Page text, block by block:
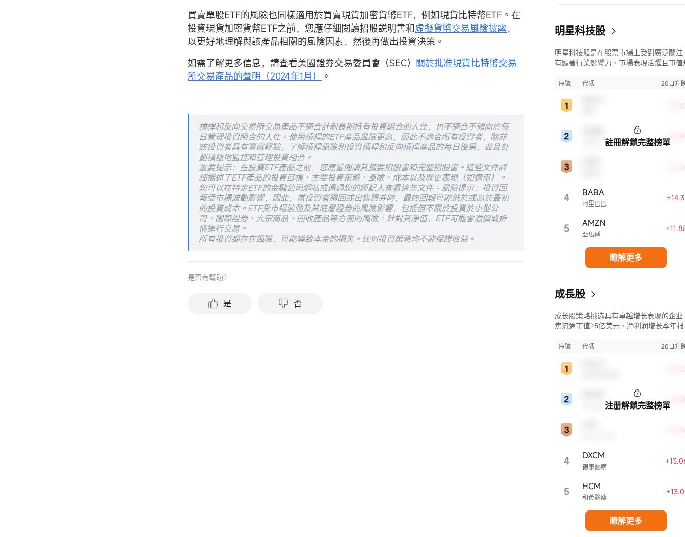
買賣單股ETF的風險也同樣適用於買賣現貨加密貨幣ETF，例如現貨比特幣ETF。在
投資現貨加密貨幣ETF之前，您應仔細閲讀招股説明書和虛擬貨幣交易風險披露，
以更好地理解與該產品相關的風險因素，然後再做出投資決策。
如需了解更多信息，請查看美國證券交易委員會（SEC） 關於批准現貨比特幣交易
所交易產品的聲明（2024年1月）
。
槓桿和反向交易所交易產品不適合計劃長期持有投資組合的人仕，也不適合不傾向於每
日管理投資組合的人仕。使用槓桿的ETF產品風險更高，因此不適合所有投資者，除非
該投資者具有豐富經驗，了解槓桿風險和投資槓桿和反向槓桿產品的每日後果，並且計
劃積極地監控和管理投資組合。
重要提示：在投資ETF產品之前，您應當閲讀其摘要招股書和完整招股書。這些文件詳
細描述了ETF產品的投資目標、主要投資策略、風險、成本以及歷史表現（如適用）。
您可以在特定ETF的金融公司網站或通過您的經紀人查看這些文件。風險提示：投資回
報受市場波動影響，因此，當投資者贖回或出售證券時，最終回報可能低於或高於最初
的投資成本。ETF受市場波動及其底層證券的風險影響，包括但不限於投資於小型公
司、國際證券、大宗商品、固收產品等方面的風險。針對其淨值，ETF可能會溢價或折
價進行交易。
所有投資都存在風險，可能導致本金的損失。任何投資策略均不能保證收益。
是否有幫助？
是 否
明星科技股
明星科技股是在股票市場上受到廣泛關注
有顯著行業影響力、市場表現活躍且市值
新、市場份額、品牌知名度、盈利能力
股市，特別是科技行業板塊乃至全球經
顯著影響。
序號 代碼 20日升
4 阿里巴巴
BABA
5 亞馬遜
AMZN
註冊解鎖完整榜單
瞭解更多
成長股
成长股策略挑选具有卓越增长表现的企业
焦流通市值≥5亿美元、净利润增长率年报
≥15%且ROE同比增长率>50%的股票，
序號 代碼 20日升
Workday
4 德康醫療
DXCM
5 和黃醫藥
HCM
注册解鎖完整榜單
瞭解更多